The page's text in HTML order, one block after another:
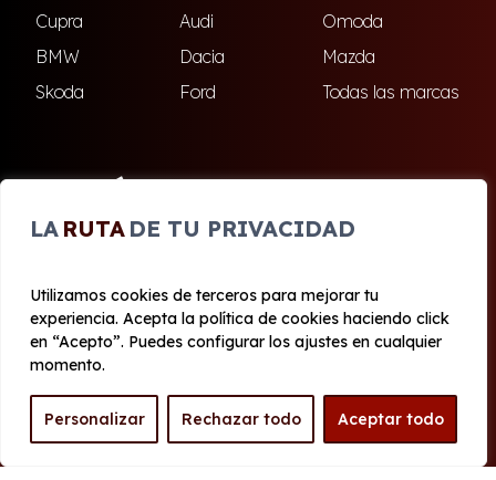
LA RUTA DE TU PRIVACIDAD
Utilizamos cookies de terceros para mejorar tu
experiencia. Acepta la política de cookies haciendo click
en “Acepto”. Puedes configurar los ajustes en cualquier
momento.
Personalizar Rechazar todo Aceptar todo
Cupra
Audi
Omoda
BMW
Dacia
Mazda
Skoda
Ford Todas las marcas
Dos Hermanas
© 2020 - 2026 Renting Olé
Aviso legal y Privacidad